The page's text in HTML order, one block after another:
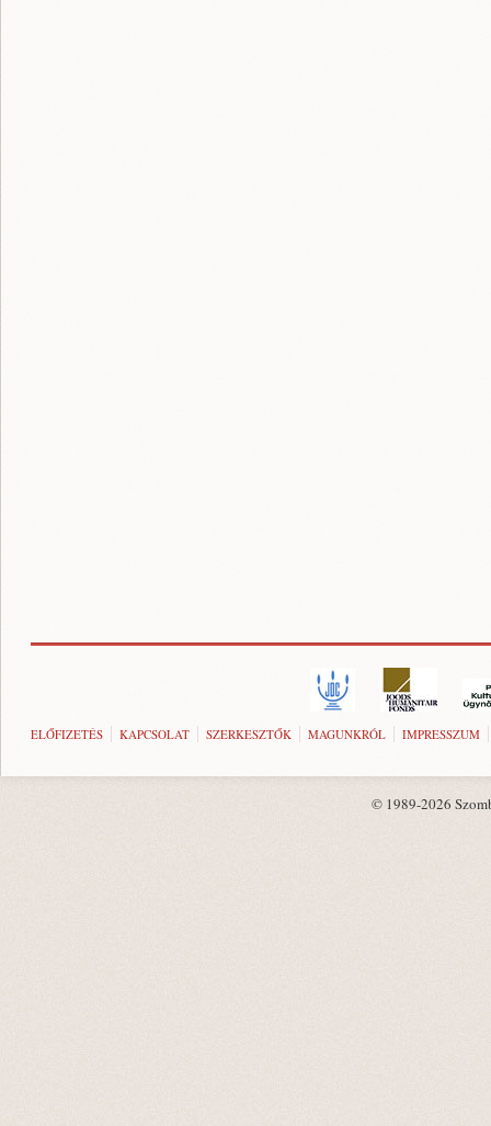
ELŐFIZETÉS KAPCSOLAT SZERKESZTŐK MAGUNKRÓL IMPRESSZUM
© 1989-2026